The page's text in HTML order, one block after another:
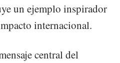
un ejemplo inspirador
internacional.
central del